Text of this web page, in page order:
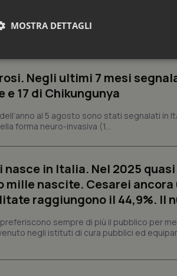
mondiale della sanità (Oms) ha
all'intersezione tra cambiamento
basi scientifiche...
Negli ultimi 7 mesi
e 17 di Chikungunya
dell’anno al 5 agosto sono stati segnalati in
forma neuro-invasiva (1...
nasce in Italia. Nel 2025
mille nascite. Cesarei
raggiungono il 44,9%. Il
sempre di più il pubblico per
negli istituti di cura pubblici ed
MOSTRA DETTAGLI
Necessari
Necessari
I cookie necessari contribuiscono a rendere fruibile il
e l'accesso alle aree protette del sito. Il sito web non è
.youtube.com